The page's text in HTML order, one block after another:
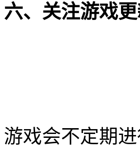
六、关注游戏
游戏会不定期